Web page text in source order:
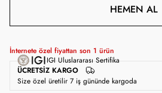
HEMEN AL
İnternete özel fiyattan son 1 ürün
ÜCRETSIZ KARGO
IGI Uluslararası Sertifika
Size özel üretilir 7 iş gününde kargoda